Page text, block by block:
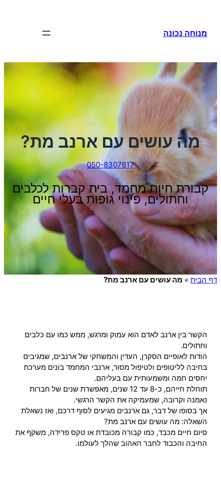
מנוחה נכונה
מה עושים עם ארנב מת?
050-8307617
קבורת חיות מחמד, בית קברות לכלבים
וחתולים, פינוי גופות בעלי חיים
דף הבית » מה עושים עם ארנב מת?
הקשר בין ארנב לאדם הוא עמוק ומרגש, ממש כמו עם כלבים
וחתולים.
הודות לאופיים הסקרן, העדין והמשחקי של ארנבים, שמגיבים
בחיבה לליטופים ולטיפול מסור, ארנבי המחמד בונים מערכת
יחסים חמה ומשמעותית עם בעליהם.
תוחלת חייהם, כ-8 עד 12 שנים, מאפשרת שנים של חברות
נאמנה וקרובה, שמעמיקה את הקשר הרגשי.
אך בסופו של דבר, גם ארנבים מגיעים לסוף דרכם, ואז נשאלת
השאלה: מה עושים עם ארנב מת?
סיום חיים מכבד, כמו קבורה מכובדת או טקס פרידה, משקף את
החיבה והכבוד לחבר האהוב שהלך לעולמו.